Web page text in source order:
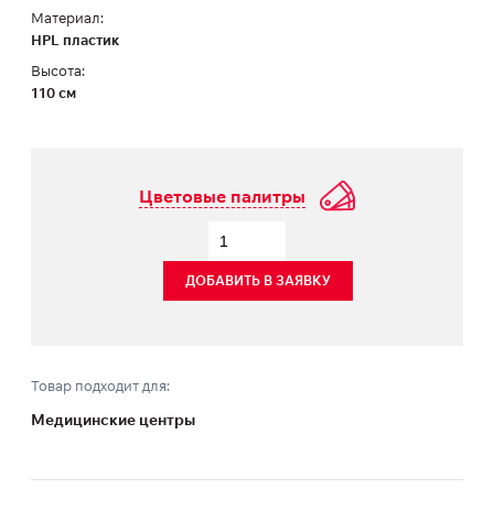
Материал:
HPL пластик
Высота:
110 см
Цветовые палитры
ДОБАВИТЬ В ЗАЯВКУ
Товар подходит для:
Медицинские центры